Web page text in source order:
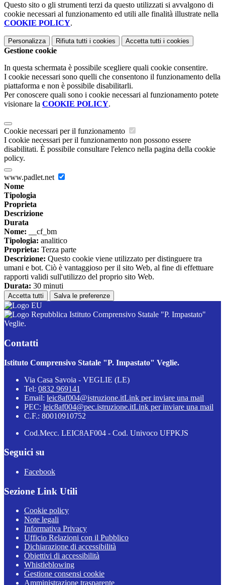
Questo sito o gli strumenti terzi da questo utilizzati si avvalgono di
cookie necessari al funzionamento ed utili alle finalità illustrate nella
COOKIE POLICY.
Personalizza Rifiuta tutti i cookies Accetta tutti i cookies
Gestione cookie
In questa schermata è possibile scegliere quali cookie consentire.
I cookie necessari sono quelli che consentono il funzionamento della
piattaforma e non è possibile disabilitarli.
Per conoscere quali sono i cookie necessari al funzionamento potete
visionare la COOKIE POLICY.
Cookie necessari per il funzionamento
I cookie necessari per il funzionamento non possono essere
disabilitati. È possibile consultare l'elenco nella pagina della cookie
policy.
www.padlet.net
Nome
Tipologia
Proprieta
Descrizione
Durata
Nome: __cf_bm
Tipologia: analitico
Proprieta: Terza parte
Descrizione: Questo cookie viene utilizzato per distinguere tra
umani e bot. Ciò è vantaggioso per il sito Web, al fine di effettuare
rapporti validi sull'utilizzo del proprio sito Web.
Durata: 30 minuti
Accetta tutti Salva le preferenze
Istituto Comprensivo Statale "P. Impastato"
Veglie.
Contatti
Istituto Comprensivo Statale "P. Impastato" Veglie.
Via Casa Savoia - VEGLIE (LE)
Tel: 0832 969141
Email: leic8af004@istruzione.itLink per inviare una mail
PEC: leic8af004@pec.istruzione.itLink per inviare una mail
C.F.: 80010910752
Cod.Mecc. LEIC8AF004 - Cod. Univoco UFPKJS
Seguici su
Facebook
Sezione Link Utili
Cookie policy
Note legali
Informativa Privacy
Ufficio Relazioni con il Pubblico
Dichiarazione di accessibilità
Obiettivi di accessibilità
Whistleblowing
Gestione consensi cookie
Amministrazione trasparente